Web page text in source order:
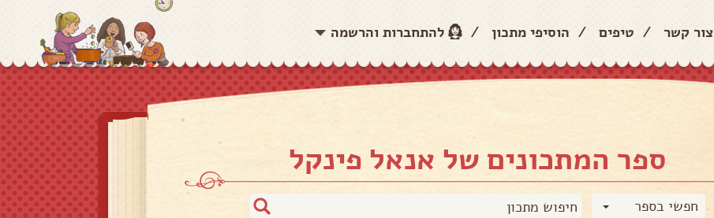
צור קשר / טיפים / הוסיפי מתכון / להתחברות והרשמה
ספר המתכונים של אנאל פינקל
חפשי בספר